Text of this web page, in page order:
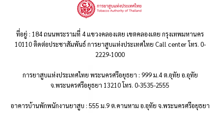
ที่อยู่ : 184 ถนนพระรามที่ 4 แขวงคลองเตย เขตคลองเตย กรุงเทพมหานคร
10110 ติดต่อประชาสัมพันธ์ การยาสูบแห่งประเทศไทย Call center โทร. 0-
2229-1000
การยาสูบแห่งประเทศไทย พระนครศรีอยุธยา : 999 ม.4 ต.อุทัย อ.อุทัย
จ.พระนครศรีอยุธยา 13210 โทร. 0-3535-2555
อาคารบ้านพักพนักงานยาสูบ : 555 ม.9 ต.คานหาม อ.อุทัย จ.พระนครศรีอยุธยา